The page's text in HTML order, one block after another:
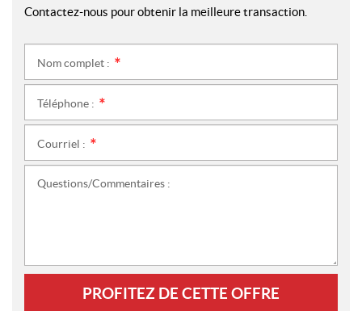
Contactez-nous pour obtenir la meilleure transaction.
Nom complet :
Téléphone :
Courriel :
Questions/Commentaires :
PROFITEZ DE CETTE OFFRE